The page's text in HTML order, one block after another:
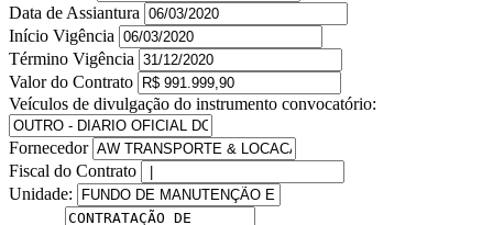
Data de Assiantura
Início Vigência
Término Vigência
Valor do Contrato
Veículos de divulgação do instrumento convocatório:
Fornecedor
Fiscal do Contrato
Unidade: